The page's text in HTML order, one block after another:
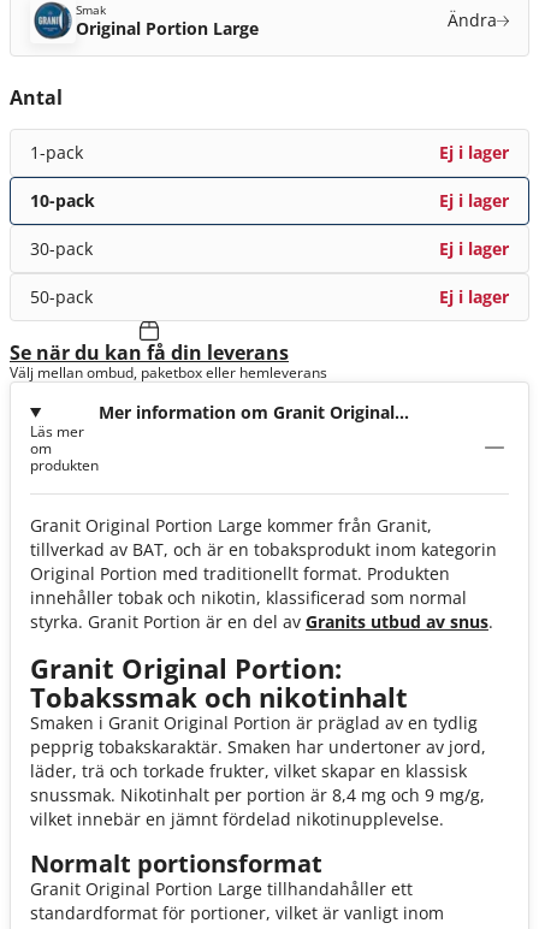
Smak
Original Portion Large Ändra
Antal
1-pack Ej i lager
10-pack Ej i lager
30-pack Ej i lager
50-pack Ej i lager
Se när du kan få din leverans
Välj mellan ombud, paketbox eller hemleverans
Mer information om Granit Original
Läs mer
om
produkten
Granit Original Portion Large kommer från Granit,
tillverkad av BAT, och är en tobaksprodukt inom kategorin
Original Portion med traditionellt format. Produkten
innehåller tobak och nikotin, klassificerad som normal
styrka. Granit Portion är en del av Granits utbud av snus.
Granit Original Portion:
Tobakssmak och nikotinhalt
Smaken i Granit Original Portion är präglad av en tydlig
pepprig tobakskaraktär. Smaken har undertoner av jord,
läder, trä och torkade frukter, vilket skapar en klassisk
snussmak. Nikotinhalt per portion är 8,4 mg och 9 mg/g,
vilket innebär en jämnt fördelad nikotinupplevelse.
Normalt portionsformat
Granit Original Portion Large tillhandahåller ett
standardformat för portioner, vilket är vanligt inom